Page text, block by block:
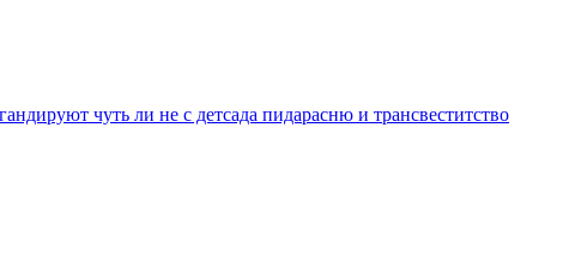
чуть ли не с детсада пидарасню и трансвеститство